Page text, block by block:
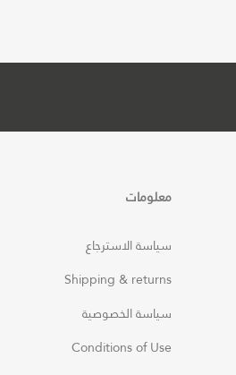
معلومات
سياسة الاسترجاع
Shipping & returns
سياسة الخصوصية
Conditions of Use